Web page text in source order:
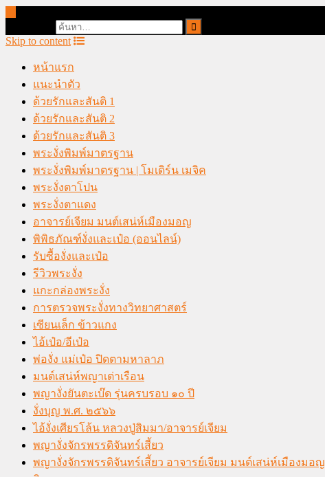
Skip to content
หน้าแรก
แนะนำตัว
ด้วยรักและสันติ 1
ด้วยรักและสันติ 2
ด้วยรักและสันติ 3
พระงั่งพิมพ์มาตรฐาน
พระงั่งพิมพ์มาตรฐาน | โมเดิร์น เมจิค
พระงั่งตาโปน
พระงั่งตาแดง
อาจารย์เจียม มนต์เสน่ห์เมืองมอญ
พิพิธภัณฑ์งั่งและเป๋อ (ออนไลน์)
รับซื้องั่งและเป๋อ
รีวิวพระงั่ง
แกะกล่องพระงั่ง
การตรวจพระงั่งทางวิทยาศาสตร์
เซียนเล็ก ข้าวแกง
ไอ้เป๋อ/อีเป๋อ
พ่องั่ง แม่เป๋อ ปิดตามหาลาภ
มนต์เสน่ห์พญาเต่าเรือน
พญางั่งยันตะเบ๊ด รุ่นครบรอบ ๑๐ ปี
งั่งบุญ พ.ศ. ๒๕๖๖
ไอ้งั่งเศียรโล้น หลวงปู่สิมมา/อาจารย์เจียม
พญางั่งจักรพรรดิจันทร์เสี้ยว
พญางั่งจักรพรรดิจันทร์เสี้ยว อาจารย์เจียม มนต์เสน่ห์เมืองมอญ